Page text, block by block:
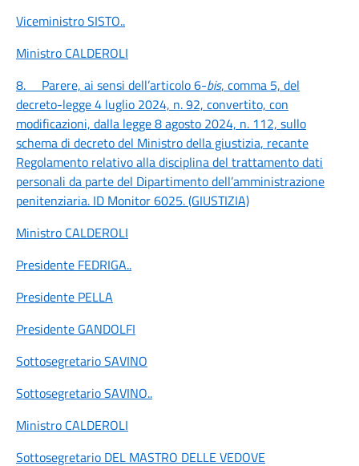
Viceministro SISTO..
Ministro CALDEROLI
8.
Parere, ai sensi dell’articolo 6-bis, comma 5, del
decreto-legge 4 luglio 2024, n. 92, convertito, con
modificazioni, dalla legge 8 agosto 2024, n. 112, sullo
schema di decreto del Ministro della giustizia, recante
Regolamento relativo alla disciplina del trattamento dati
personali da parte del Dipartimento dell’amministrazione
penitenziaria. ID Monitor 6025. (GIUSTIZIA)
Ministro CALDEROLI
Presidente FEDRIGA..
Presidente PELLA
Presidente GANDOLFI
Sottosegretario SAVINO
Sottosegretario SAVINO..
Ministro CALDEROLI
Sottosegretario DEL MASTRO DELLE VEDOVE